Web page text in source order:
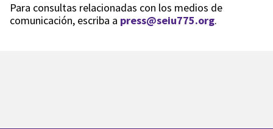
Para consultas relacionadas con los medios de
comunicación, escriba a press@seiu775.org.